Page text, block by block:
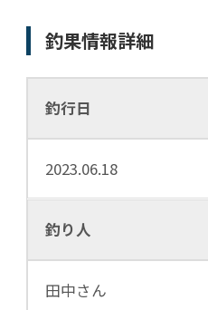
釣果情報詳細
釣行日
2023.06.18
釣り人
田中さん